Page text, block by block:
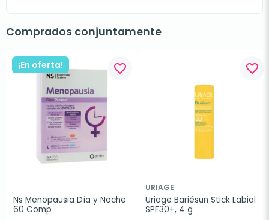
Comprados conjuntamente
¡En oferta! favorite_border
Ns Menopausia Día y Noche
60 Comp
favorite_border
URIAGE
Uriage Bariésun Stick Labial
SPF30+, 4 g